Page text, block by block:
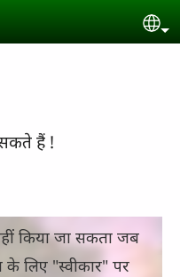
सकते हैं !
किया जा सकता जब
लिए "स्वीकार" पर